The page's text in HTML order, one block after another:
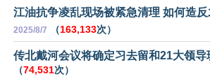
江油抗争凌乱现场被紧急清理 如何造反
2025/8/7 （163,133次）
传北戴河会议将确定习去留和21大领导
（74,531次）